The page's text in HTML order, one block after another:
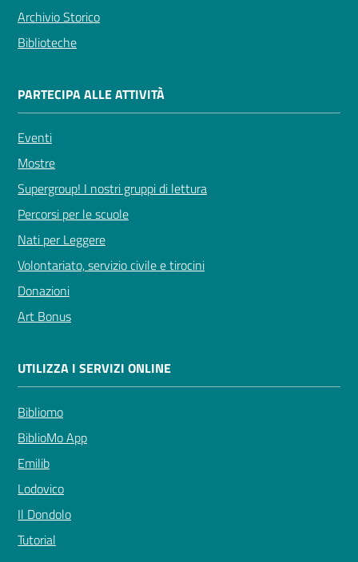
Archivio Storico
Biblioteche
PARTECIPA ALLE ATTIVITÀ
Eventi
Mostre
Supergroup! I nostri gruppi di lettura
Percorsi per le scuole
Nati per Leggere
Volontariato, servizio civile e tirocini
Donazioni
Art Bonus
UTILIZZA I SERVIZI ONLINE
Bibliomo
BiblioMo App
Emilib
Lodovico
Il Dondolo
Tutorial